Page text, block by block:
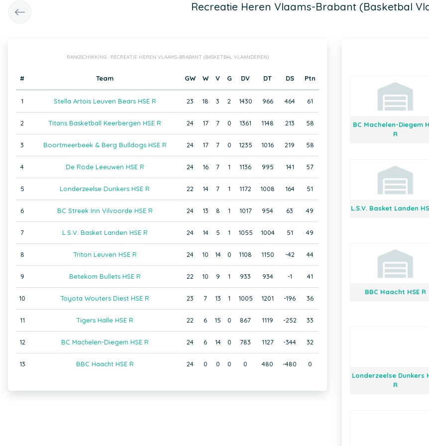
Recreatie Heren Vlaams-Brabant (Basketbal
RANGSCHIKKING : RECREATIE HEREN VLAAMS-BRABANT (BASKETBAL VLAANDEREN)
# Team GW W V G DV DT DS Ptn
1 Stella Artois Leuven Bears HSE R 23 18 3 2 1430 966 464 61
2 Titans Basketball Keerbergen HSE R 24 17 7 0 1361 1148 213 58
3 Boortmeerbeek & Berg Bulldogs HSE R 24 17 7 0 1235 1016 219 58
4 De Rode Leeuwen HSE R 24 16 7 1 1136 995 141 57
5 Londerzeelse Dunkers HSE R 22 14 7 1 1172 1008 164 51
6 BC Streek Inn Vilvoorde HSE R 24 13 8 1 1017 954 63 49
7 L.S.V. Basket Landen HSE R 24 14 5 1 1055 1004 51 49
8 Triton Leuven HSE R 24 10 14 0 1108 1150 -42 44
9 Betekom Bullets HSE R 22 10 9 1 933 934 -1 41
10 Toyota Wouters Diest HSE R 23 7 13 1 1005 1201 -196 36
11 Tigers Halle HSE R 22 6 15 0 867 1119 -252 33
12 BC Machelen-Diegem HSE R 24 6 14 0 783 1127 -344 32
13 BBC Haacht HSE R 24 0 0 0 0 480 -480 0
BC Machelen-Diegem
R
L.S.V. Basket Landen
BBC Haacht HSE R
Londerzeelse Dunkers
R